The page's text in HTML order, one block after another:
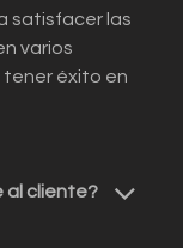
satisfacer las
varios
tener éxito en
al cliente?